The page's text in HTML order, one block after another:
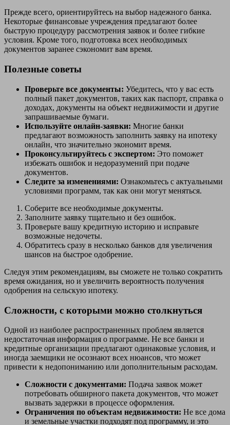
Прежде всего, ориентируйтесь на выбор надежного банка.
Некоторые финансовые учреждения предлагают более
быструю процедуру рассмотрения заявок и более гибкие
условия. Кроме того, подготовка всех необходимых
документов заранее сэкономит вам время.
Полезные советы
Проверьте все документы: Убедитесь, что у вас есть
полный пакет документов, таких как паспорт, справка о
доходах, документы на объект недвижимости и другие
запрашиваемые бумаги.
Используйте онлайн-заявки: Многие банки
предлагают возможность заполнить заявку на ипотеку
онлайн, что значительно экономит время.
Проконсультируйтесь с экспертом: Это поможет
избежать ошибок и недоразумений при подаче
документов.
Следите за изменениями: Ознакомьтесь с актуальными
условиями программ, так как они могут меняться.
Соберите все необходимые документы.
Заполните заявку тщательно и без ошибок.
Проверьте вашу кредитную историю и исправьте
возможные недочеты.
Обратитесь сразу в несколько банков для увеличения
шансов на быстрое одобрение.
Следуя этим рекомендациям, вы сможете не только сократить
время ожидания, но и увеличить вероятность получения
одобрения на сельскую ипотеку.
Сложности, с которыми можно столкнуться
Одной из наиболее распространенных проблем является
недостаточная информация о программе. Не все банки и
кредитные организации предлагают одинаковые условия, и
иногда заемщики не осознают всех нюансов, что может
привести к недопониманию или дополнительным расходам.
Сложности с документами: Подача заявок может
потребовать обширного пакета документов, что может
вызвать задержки в процессе оформления.
Ограничения по объектам недвижимости: Не все дома
и земельные участки подходят под программу, и это